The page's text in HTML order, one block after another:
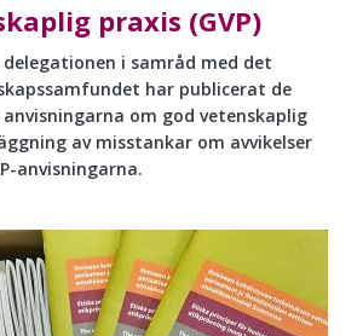
praxis (GVP)
i samråd med det
har publicerat de
om god vetenskaplig
av misstankar om avvikelser
anvisningarna.